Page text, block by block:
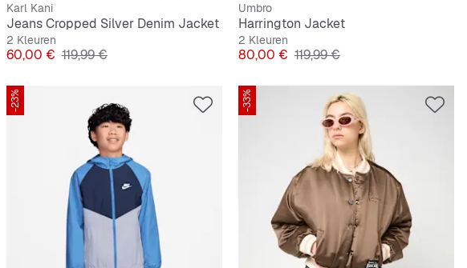
Karl Kani
Jeans Cropped Silver Denim Jacket
2 Kleuren
Prijs
60,00 € Originele Prijs
119,99 €
Umbro
Harrington Jacket
2 Kleuren
Prijs
80,00 € Originele Prijs
119,99 €
-23% -33%